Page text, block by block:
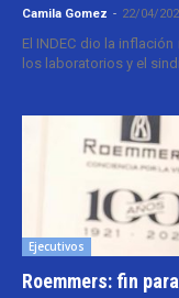
Camila Gomez - 22/04/
El INDEC dio la
los laboratorios y el
Ejecutivos
Roemmers: fin